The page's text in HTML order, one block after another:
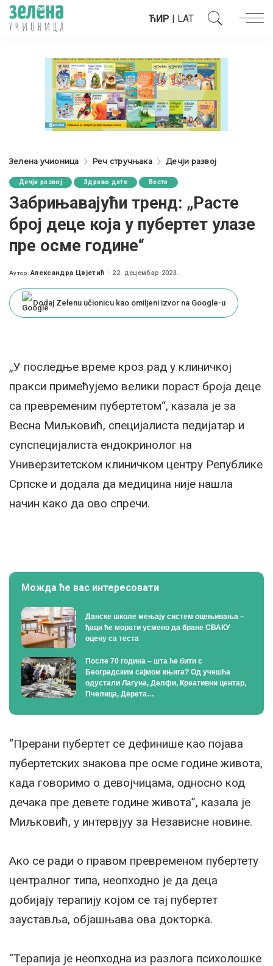
ЋИР | LAT
Зелена учионица Реч стручњака Дечји развој
Дечји развој Здраво дете Вести
Забрињавајући тренд: „Расте
број деце која у пубертет улазе
пре осме године“
Posted
Аутор: Александра Цвјетић 22. децембар 2023.
Dodaj Zelenu učionicu kao omiljeni izvor na Google-u
„У последње време кроз рад у клиничкој
пракси примећујемо велики пораст броја деце
са превременим пубертетом“, казала је за
Весна Миљковић, специјалиста педијатар и
супспецијалиста ендокринолог на
Универзитетском клиничком центру Републике
Српске и додала да медицина није нашла
начин како да ово спречи.
Можда ће вас интересовати
Данске школе мењају систем оцењивања –
ђаци ће морати усмено да бране СВАКУ
оцену са теста
После 70 година – шта ће бити с
Београдским сајмом књига? Од учешћа
одустали Лагуна, Делфи, Креативни центар,
Пчелица, Дерета…
“Прерани пубертет се дефинише као појава
пубертетских знакова пре осме године живота,
када говоримо о девојчицама, односно код
дечака пре девете године живота”, казала је
Миљковић, у интервјуу за Независне новине.
Ако се ради о правом превременом пубертету
централног типа, неопходно је да деца
добијају терапију којом се тај пубертет
зауставља, објашњава ова докторка.
“Терапија је неопходна из разлога психолошке